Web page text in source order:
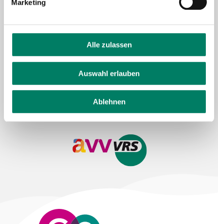
Marketing
Alle zulassen
Auswahl erlauben
Ablehnen
Press and media
Career
Data protection
Imprint
Tariff regulations
Declaration on accessibility
Feedback on accessibility